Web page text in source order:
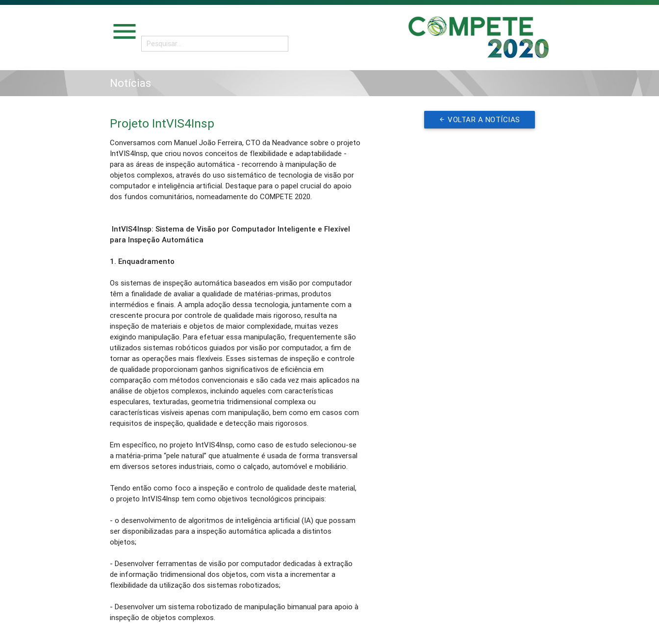
menu
Notícias
Projeto IntVIS4Insp
Conversamos com Manuel João Ferreira, CTO da Neadvance sobre o projeto
IntVIS4Insp, que criou novos conceitos de flexibilidade e adaptabilidade -
para as áreas de inspeção automática - recorrendo à manipulação de
objetos complexos, através do uso sistemático de tecnologia de visão por
computador e inteligência artificial. Destaque para o papel crucial do apoio
dos fundos comunitários, nomeadamente do COMPETE 2020.
IntVIS4Insp: Sistema de Visão por Computador Inteligente e Flexível
para Inspeção Automática
1. Enquadramento
Os sistemas de inspeção automática baseados em visão por computador
têm a finalidade de avaliar a qualidade de matérias-primas, produtos
intermédios e finais. A ampla adoção dessa tecnologia, juntamente com a
crescente procura por controle de qualidade mais rigoroso, resulta na
inspeção de materiais e objetos de maior complexidade, muitas vezes
exigindo manipulação. Para efetuar essa manipulação, frequentemente são
utilizados sistemas robóticos guiados por visão por computador, a fim de
tornar as operações mais flexíveis. Esses sistemas de inspeção e controle
de qualidade proporcionam ganhos significativos de eficiência em
comparação com métodos convencionais e são cada vez mais aplicados na
análise de objetos complexos, incluindo aqueles com características
especulares, texturadas, geometria tridimensional complexa ou
características visíveis apenas com manipulação, bem como em casos com
requisitos de inspeção, qualidade e detecção mais rigorosos.
Em específico, no projeto IntVIS4Insp, como caso de estudo selecionou-se
a matéria-prima “pele natural” que atualmente é usada de forma transversal
em diversos setores industriais, como o calçado, automóvel e mobiliário.
Tendo então como foco a inspeção e controlo de qualidade deste material,
o projeto IntVIS4Insp tem como objetivos tecnológicos principais:
- o desenvolvimento de algoritmos de inteligência artificial (IA) que possam
ser disponibilizadas para a inspeção automática aplicada a distintos
objetos;
- Desenvolver ferramentas de visão por computador dedicadas à extração
de informação tridimensional dos objetos, com vista a incrementar a
flexibilidade da utilização dos sistemas robotizados;
- Desenvolver um sistema robotizado de manipulação bimanual para apoio à
inspeção de objetos complexos.
VOLTAR A NOTÍCIAS